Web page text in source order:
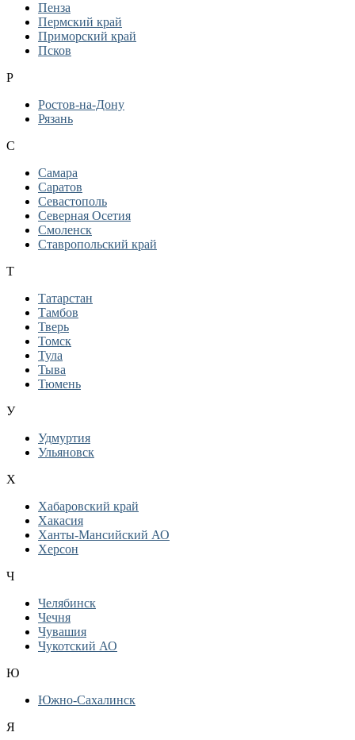
Пенза
Пермский край
Приморский край
Псков
Р
Ростов-на-Дону
Рязань
С
Самара
Саратов
Севастополь
Северная Осетия
Смоленск
Ставропольский край
Т
Татарстан
Тамбов
Тверь
Томск
Тула
Тыва
Тюмень
У
Удмуртия
Ульяновск
Х
Хабаровский край
Хакасия
Ханты-Мансийский АО
Херсон
Ч
Челябинск
Чечня
Чувашия
Чукотский АО
Ю
Южно-Сахалинск
Я